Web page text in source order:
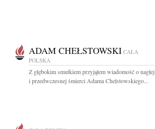
ADAM CHEŁSTOWSKI CAŁA
POLSKA
Z głębokim smutkiem przyjąłem wiadomość o nagłej
i przedwczesnej śmierci Adama Chełstowskiego...